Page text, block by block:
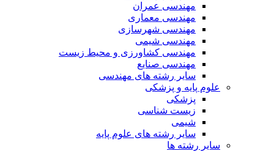
مهندسی عمران
مهندسی معماری
مهندسی شهرسازی
مهندسی شیمی
مهندسی کشاورزی و محیط زیست
مهندسی صنایع
سایر رشته های مهندسی
علوم پایه و پزشکی
پزشکی
زیست شناسی
شیمی
سایر رشته های علوم پایه
سایر رشته ها